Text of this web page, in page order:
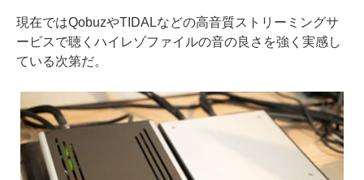
現在ではQobuzやTIDALなどの高音質ストリーミングサ
ービスで聴くハイレゾファイルの音の良さを強く実感し
ている次第だ。